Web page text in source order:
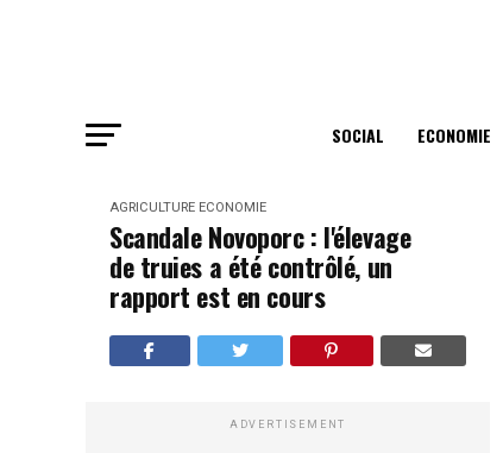
SOCIAL ECONOMIE
AGRICULTURE ECONOMIE
Scandale Novoporc : l'élevage
de truies a été contrôlé, un
rapport est en cours
ADVERTISEMENT